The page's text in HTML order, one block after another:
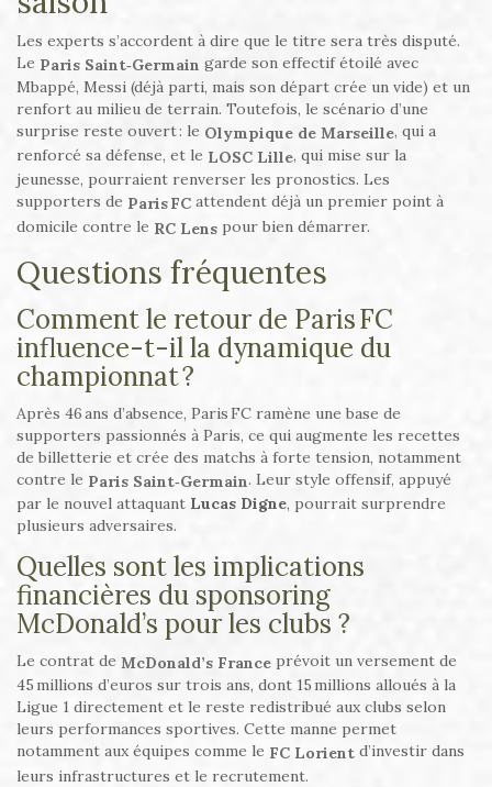
Les experts s’accordent à dire que le titre sera très disputé.
Le Paris Saint‑Germain garde son effectif étoilé avec
Mbappé, Messi (déjà parti, mais son départ crée un vide) et un
renfort au milieu de terrain. Toutefois, le scénario d’une
surprise reste ouvert : le Olympique de Marseille, qui a
renforcé sa défense, et le LOSC Lille, qui mise sur la
jeunesse, pourraient renverser les pronostics. Les
supporters de Paris FC attendent déjà un premier point à
domicile contre le RC Lens pour bien démarrer.
Questions fréquentes
Comment le retour de Paris FC
influence-t-il la dynamique du
championnat ?
Après 46 ans d’absence, Paris FC ramène une base de
supporters passionnés à Paris, ce qui augmente les recettes
de billetterie et crée des matchs à forte tension, notamment
contre le Paris Saint‑Germain. Leur style offensif, appuyé
par le nouvel attaquant Lucas Digne, pourrait surprendre
plusieurs adversaires.
Quelles sont les implications
financières du sponsoring
McDonald’s pour les clubs ?
Le contrat de McDonald’s France prévoit un versement de
45 millions d’euros sur trois ans, dont 15 millions alloués à la
Ligue 1 directement et le reste redistribué aux clubs selon
leurs performances sportives. Cette manne permet
notamment aux équipes comme le FC Lorient d’investir dans
leurs infrastructures et le recrutement.